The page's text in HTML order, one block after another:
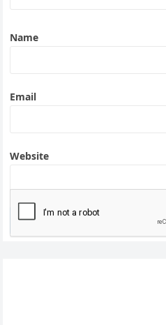
Name
Email
Website